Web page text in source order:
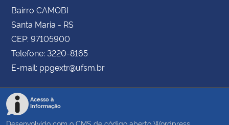
Bairro CAMOBI
Santa Maria - RS
CEP: 97105900
Telefone: 3220-8165
E-mail: ppgextr@ufsm.br
Acesso à
Informação
Desenvolvido com o CMS de código aberto Wordpress